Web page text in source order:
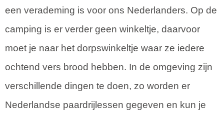
een verademing is voor ons Nederlanders. Op de
camping is er verder geen winkeltje, daarvoor
moet je naar het dorpswinkeltje waar ze iedere
ochtend vers brood hebben. In de omgeving zijn
verschillende dingen te doen, zo worden er
Nederlandse paardrijlessen gegeven en kun je